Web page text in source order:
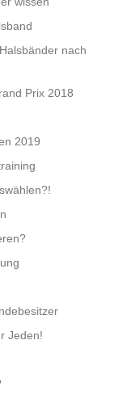
nach
Prix 2018
2019
Jeden!